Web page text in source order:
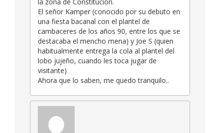
El señor Kamper (conocido por su debuto en
una fiesta bacanal con el plantel de
cambaceres de los años 90, entre los que se
destacaba el mencho mena) y Joe S (quien
habitualmente entrega la cola al plantel del
lobo jujeño, cuando les toca jugar de
visitante)
Ahora que lo saben, me quedo tranquilo..